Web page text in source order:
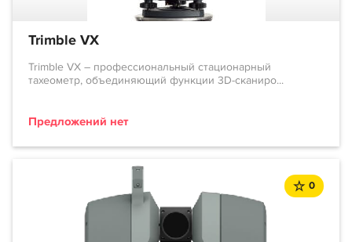
Trimble VX
Trimble VX – профессиональный стационарный
тахеометр, объединяющий функции 3D-сканиро...
Предложений нет
0